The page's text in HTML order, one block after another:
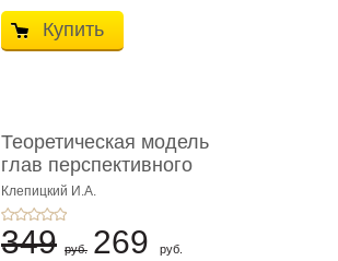
Купить
Теоретическая модель
глав перспективного
УК о ...
Клепицкий И.А.
349 руб. 269 руб.